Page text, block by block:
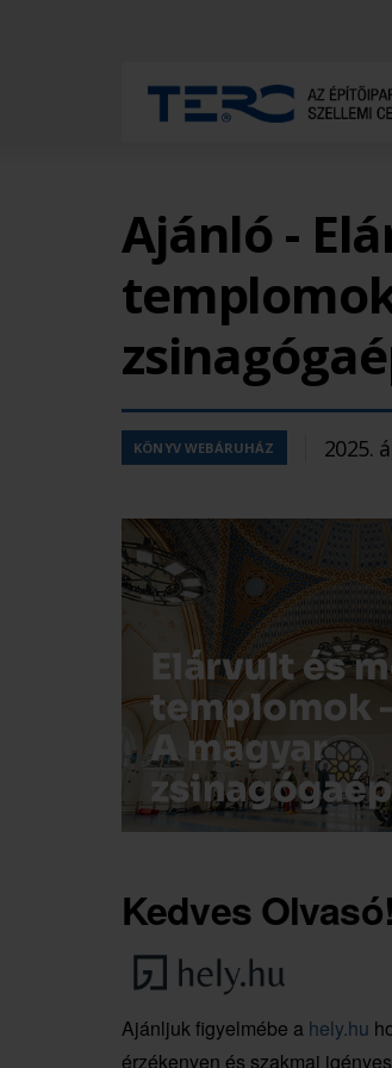
Ajánló -
KÖNYV WEBÁRUHÁZ 2025.
Kedves Olvasó!
Ajánljuk figyelmébe a hely.hu
érzékenyen és szakmai